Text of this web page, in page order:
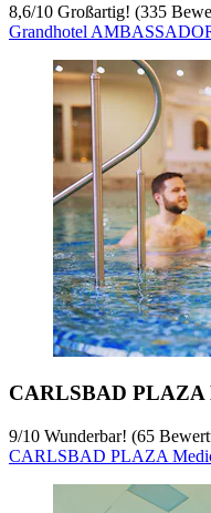
8,6/10 Großartig! (335
Grandhotel
CARLSBAD PLAZA
9/10 Wunderbar! (65
CARLSBAD PLAZA